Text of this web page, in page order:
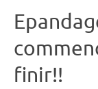
finir!!